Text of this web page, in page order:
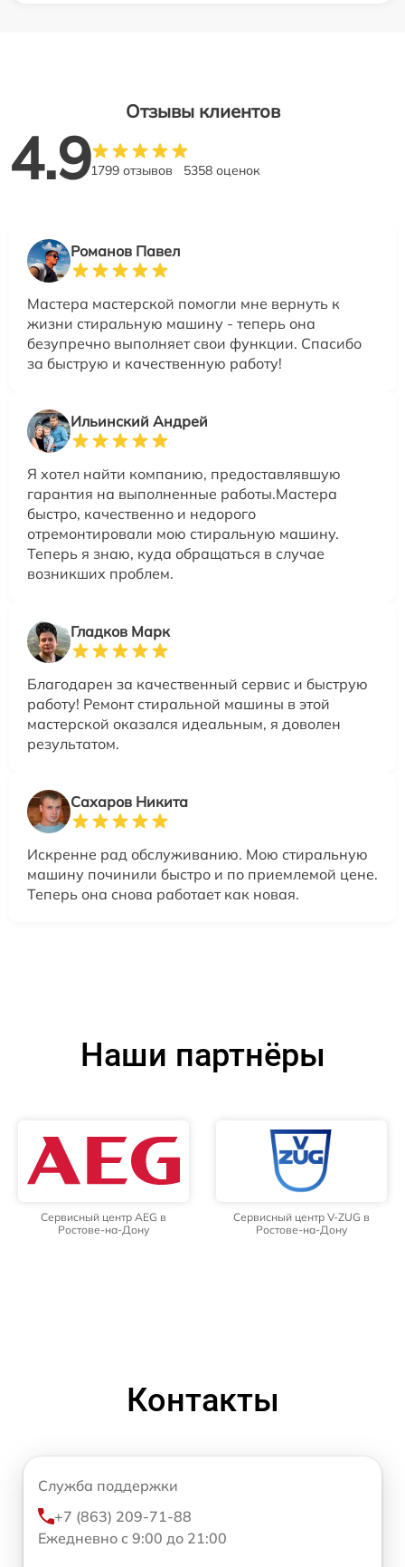
Отзывы клиентов
4.91799 отзывов 5358 оценок
Романов Павел
Мастера мастерской помогли мне вернуть к
жизни стиральную машину - теперь она
безупречно выполняет свои функции. Спасибо
за быструю и качественную работу!
Ильинский Андрей
Я хотел найти компанию, предоставлявшую
гарантия на выполненные работы.Мастера
быстро, качественно и недорого
отремонтировали мою стиральную машину.
Теперь я знаю, куда обращаться в случае
возникших проблем.
Гладков Марк
Благодарен за качественный сервис и быструю
работу! Ремонт стиральной машины в этой
мастерской оказался идеальным, я доволен
результатом.
Сахаров Никита
Искренне рад обслуживанию. Мою стиральную
машину починили быстро и по приемлемой цене.
Теперь она снова работает как новая.
Наши партнёры
Сервисный центр AEG в
Ростове-на-Дону
Сервисный центр V-ZUG в
Ростове-на-Дону
Контакты
Служба поддержки
+7 (863) 209-71-88
Ежедневно с 9:00 до 21:00